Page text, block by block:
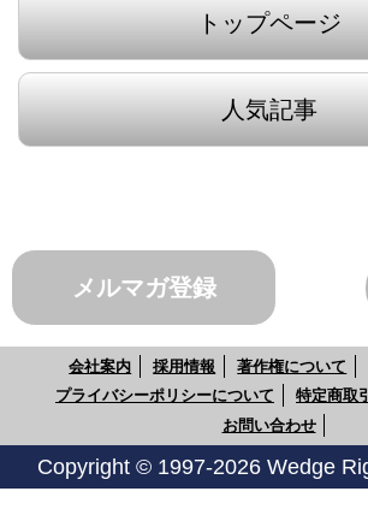
トップページ
人気記事
メルマガ登録
会社案内 採用情報 著作権について
プライバシーポリシーについて
特定商取
お問い合わせ
Copyright © 1997-2026 Wedge